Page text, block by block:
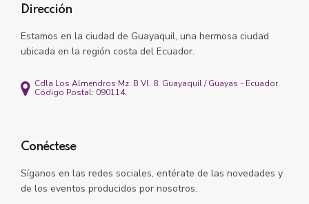
Dirección
Estamos en la ciudad de Guayaquil, una hermosa ciudad
ubicada en la región costa del Ecuador.
Cdla Los Almendros Mz. B Vl. 8. Guayaquil / Guayas - Ecuador.
Código Postal: 090114.
Conéctese
Síganos en las redes sociales, entérate de las novedades y
de los eventos producidos por nosotros.